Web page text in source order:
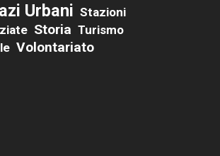
Urbani Stazioni
Storia Turismo
Volontariato